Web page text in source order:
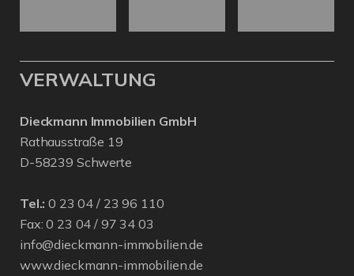
VERWALTUNG
Dieckmann Immobilien GmbH
Rathausstraße 19
D-58239 Schwerte
Tel.: 0 23 04 / 23 96 110
Fax: 0 23 04 / 97 34 03
info@dieckmann-immobilien.de
www.dieckmann-immobilien.de